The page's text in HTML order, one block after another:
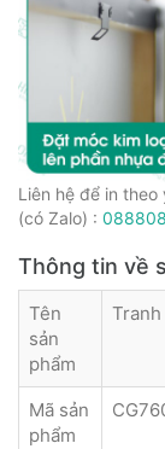
Liên hệ để in
(có Zalo) :
Thông tin về
Tên
sản
phẩm
Mã sản
phẩm